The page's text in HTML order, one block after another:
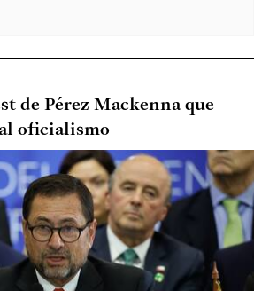
de Pérez Mackenna que
oficialismo